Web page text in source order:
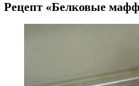
Рецепт «Белковые